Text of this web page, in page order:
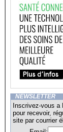
NEWSLETTER
Inscrivez-vous a
pour recevoir,
site par courrier